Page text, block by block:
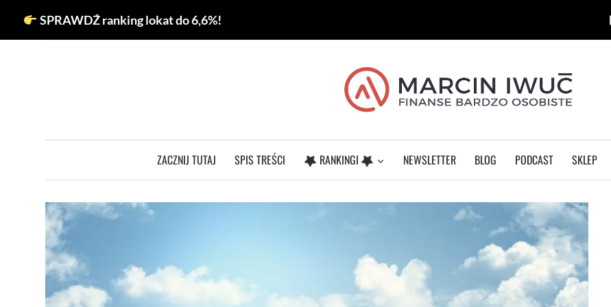
SPRAWDŹ ranking lokat do 6,6%!
ZACZNIJ TUTAJ SPIS TREŚCI RANKINGI NEWSLETTER BLOG PODCAST SKLEP